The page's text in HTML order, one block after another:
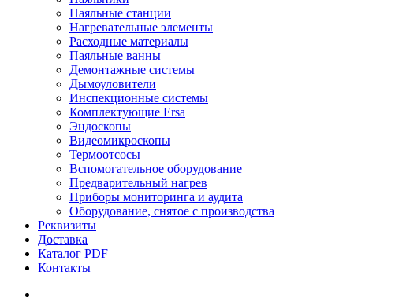
Паяльные станции
Нагревательные элементы
Расходные материалы
Паяльные ванны
Демонтажные системы
Дымоуловители
Инспекционные системы
Комплектующие Ersa
Эндоскопы
Видеомикроскопы
Термоотсосы
Вспомогательное оборудование
Предварительный нагрев
Приборы мониторинга и аудита
Оборудование, снятое с производства
Реквизиты
Доставка
Каталог PDF
Контакты